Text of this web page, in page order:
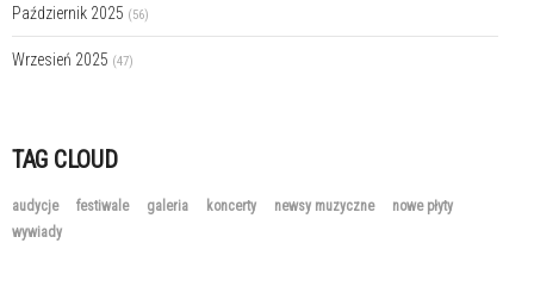
Październik 2025 (56)
Wrzesień 2025 (47)
TAG CLOUD
audycje festiwale galeria koncerty newsy muzyczne
nowe płyty
wywiady